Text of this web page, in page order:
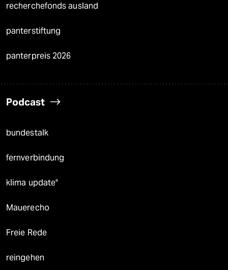
recherchefonds ausland
panterstiftung
panterpreis 2026
Podcast
bundestalk
fernverbindung
klima update°
Mauerecho
Freie Rede
reingehen